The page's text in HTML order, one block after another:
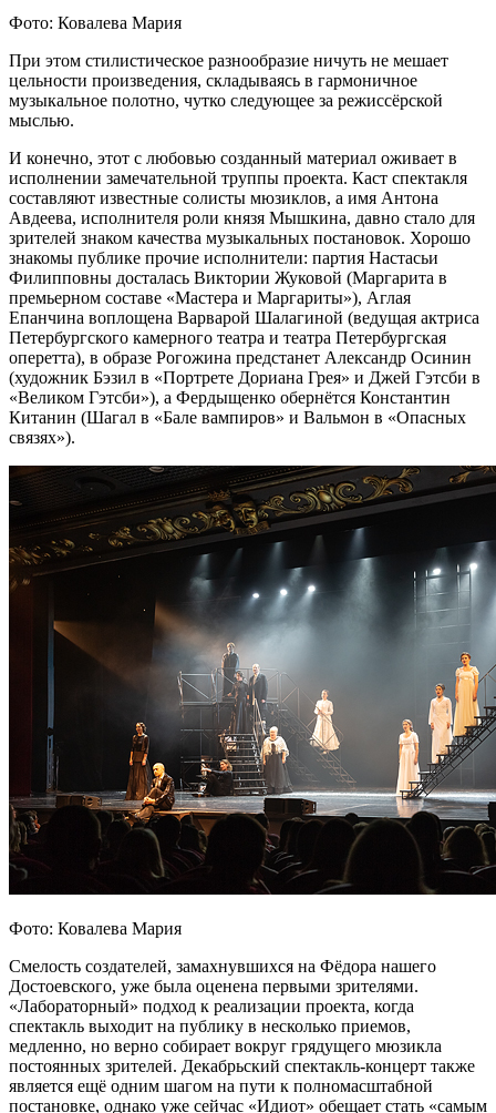
Фото: Ковалева Мария
При этом стилистическое разнообразие ничуть не мешает
цельности произведения, складываясь в гармоничное
музыкальное полотно, чутко следующее за режиссёрской
мыслью.
И конечно, этот с любовью созданный материал оживает в
исполнении замечательной труппы проекта. Каст спектакля
составляют известные солисты мюзиклов, а имя Антона
Авдеева, исполнителя роли князя Мышкина, давно стало для
зрителей знаком качества музыкальных постановок. Хорошо
знакомы публике прочие исполнители: партия Настасьи
Филипповны досталась Виктории Жуковой (Маргарита в
премьерном составе «Мастера и Маргариты»), Аглая
Епанчина воплощена Варварой Шалагиной (ведущая актриса
Петербургского камерного театра и театра Петербургская
оперетта), в образе Рогожина предстанет Александр Осинин
(художник Бэзил в «Портрете Дориана Грея» и Джей Гэтсби в
«Великом Гэтсби»), а Фердыщенко обернётся Константин
Китанин (Шагал в «Бале вампиров» и Вальмон в «Опасных
связях»).
Фото: Ковалева Мария
Смелость создателей, замахнувшихся на Фёдора нашего
Достоевского, уже была оценена первыми зрителями.
«Лабораторный» подход к реализации проекта, когда
спектакль выходит на публику в несколько приемов,
медленно, но верно собирает вокруг грядущего мюзикла
постоянных зрителей. Декабрьский спектакль-концерт также
является ещё одним шагом на пути к полномасштабной
постановке, однако уже сейчас «Идиот» обещает стать «самым